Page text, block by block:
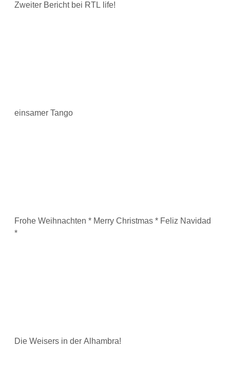
Zweiter Bericht bei RTL life!
einsamer Tango
Frohe Weihnachten * Merry Christmas * Feliz Navidad
*
Die Weisers in der Alhambra!